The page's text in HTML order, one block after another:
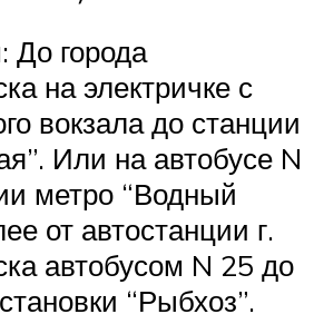
До города
на электричке с
вокзала до станции
Или на автобусе N
метро “Водный
от автостанции г.
автобусом N 25 до
“Рыбхоз”.